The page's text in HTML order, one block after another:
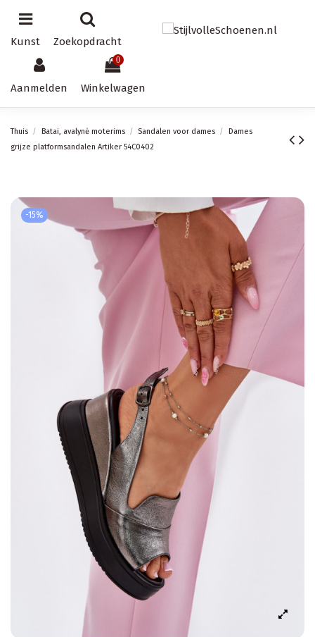
Kunst Zoekopdracht
Aanmelden
0
Winkelwagen
Thuis Batai, avalynė moterims Sandalen voor dames
Dames
grijze platformsandalen Artiker 54C0402
-15%